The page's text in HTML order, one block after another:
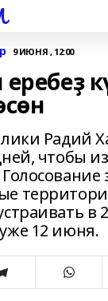
9 ИЮНЯ , 12:00
Радий
чтобы
в
12 июня.